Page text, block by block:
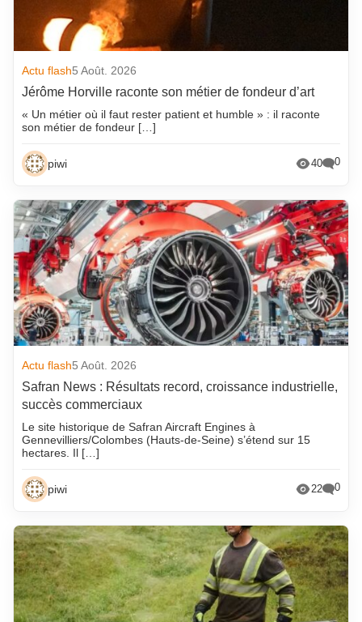
Actu flash5 Août. 2026
Jérôme Horville raconte son métier de fondeur d’art
« Un métier où il faut rester patient et humble » : il raconte
son métier de fondeur […]
piwi 40 0
Actu flash5 Août. 2026
Safran News : Résultats record, croissance industrielle,
succès commerciaux
Le site historique de Safran Aircraft Engines à
Gennevilliers/Colombes (Hauts-de-Seine) s’étend sur 15
hectares. Il […]
piwi 22 0